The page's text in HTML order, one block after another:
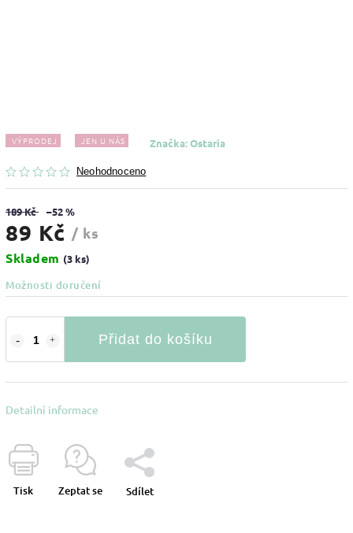
VÝPRODEJ JEN U NÁS
Neohodnoceno
Značka:Ostaria
189 Kč –52 %
89 Kč / ks
Skladem (3 ks)
Možnosti doručení
Přidat do košíku
Detailní informace
Tisk Zeptat se Sdílet